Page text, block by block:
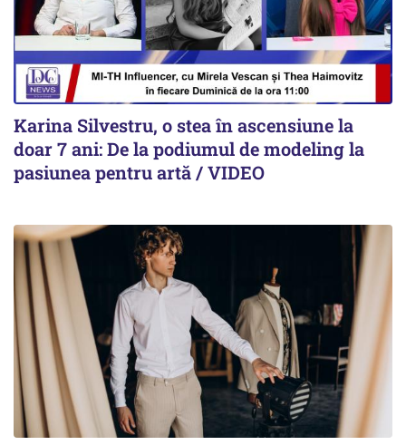
Karina Silvestru, o stea în ascensiune la
doar 7 ani: De la podiumul de modeling la
pasiunea pentru artă / VIDEO